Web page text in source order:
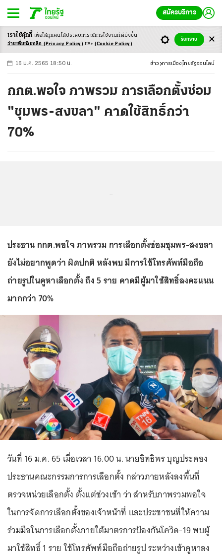
สมัครบริการ
-ก ก ก+
16 ม.ค. 2565 18:50 น. ข่าว การเมือง ไทยรัฐออนไลน์
กกต.พอใจ ภาพรวม การเลือกตั้งซ่อม
"ชุมพร-สงขลา" คาดใช้สิทธิ์กว่า
70%
ประธาน กกต.พอใจ ภาพรวม การเลือกตั้งซ่อมชุมพร-สงขลา
ยังไม่อยากพูดว่า ผิดปกติ หลังพบ มีการใช้โทรศัพท์มือถือ
ถ่ายรูปในคูหาเลือกตั้ง ถึง 5 ราย คาดมีผู้มาใช้สิทธิ์ลงคะแนน
มากกว่า 70%
วันที่ 16 ม.ค. 65 เมื่อเวลา 16.00 น. นายอิทธิพร บุญประคอง
ประธานคณะกรรมการการเลือกตั้ง กล่าวภายหลังลงพื้นที่
ตรวจหน่วยเลือกตั้ง ตั้งแต่ช่วงเช้า ว่า สำหรับภาพรวมพอใจ
ในการจัดการเลือกตั้งของเจ้าหน้าที่ และประชาชนที่ให้ความ
ร่วมมือในการเลือกตั้งภายใต้มาตรการป้องกันโควิด-19 พบผู้
มาใช้สิทธิ์ 1 ราย ใช้โทรศัพท์มือถือถ่ายรูป ระหว่างเข้าคูหาลง
เราใช้คุ้กกี้ เพื่อให้ทุกคนได้ประสบการณ์การใช้งานที่ดียิ่งขึ้น
อ่านเพิ่มเติมคลิก (Privacy Policy) และ (Cookie Policy)
รับทราบ